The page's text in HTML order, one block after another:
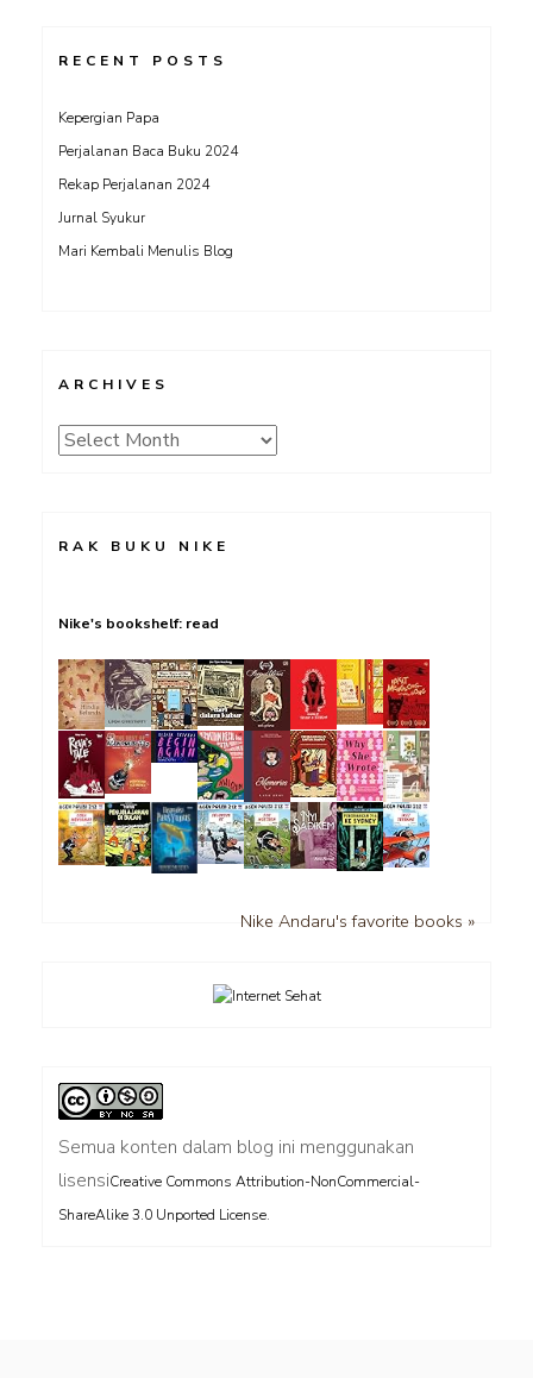
RECENT POSTS
Kepergian Papa
Perjalanan Baca Buku 2024
Rekap Perjalanan 2024
Jurnal Syukur
Mari Kembali Menulis Blog
ARCHIVES
Archives
RAK BUKU NIKE
Nike's bookshelf: read
Nike Andaru's favorite books »
Semua konten dalam blog ini menggunakan
lisensiCreative Commons Attribution-NonCommercial-
ShareAlike 3.0 Unported License.